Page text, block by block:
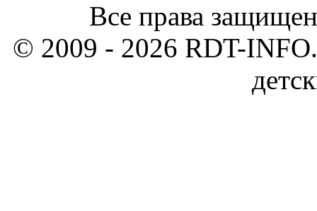
Все права
© 2009 - 2026 RDT-